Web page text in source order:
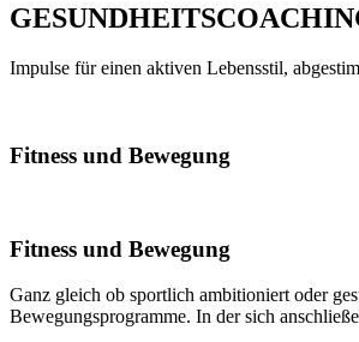
Impulse für einen aktiven Lebensstil,
Fitness und Bewegung
Fitness und Bewegung
Ganz gleich ob sportlich ambitioniert oder
Bewegungsprogramme. In der sich